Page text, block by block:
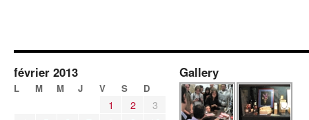
février 2013
L M M J V S D
1 2
3
Gallery